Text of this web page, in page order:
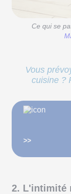
Ce qui se
Vous
cuisine ?
>>
2. L'intimité